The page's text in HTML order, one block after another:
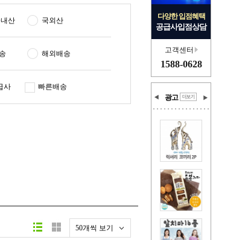
다양한 입점혜택
공급사입점상담
고객센터
1588-0628
광고
산 국외산
해외배송
사 빠른배송
50개씩 보기